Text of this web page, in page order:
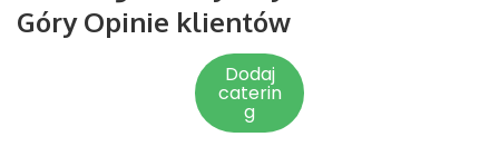
Góry Opinie klientów
Dodaj
caterin
g